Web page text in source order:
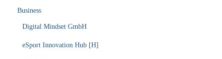
Business
Digital Mindset GmbH
eSport Innovation Hub [H]